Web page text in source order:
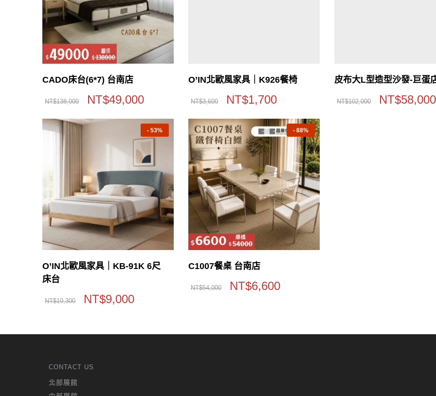
CADO床台(6*7) 台南店
NT$138,000 NT$49,000
O’IN北歐風家具｜K926餐椅
NT$3,600 NT$1,700
皮布大L型造型沙發-巨蛋
NT$102,000 NT$58,000
- 53%
O’IN北歐風家具｜KB-91K 6尺
床台
NT$19,300 NT$9,000
- 88%
C1007餐桌 台南店
NT$54,000 NT$6,600
CONTACT US
北部展館